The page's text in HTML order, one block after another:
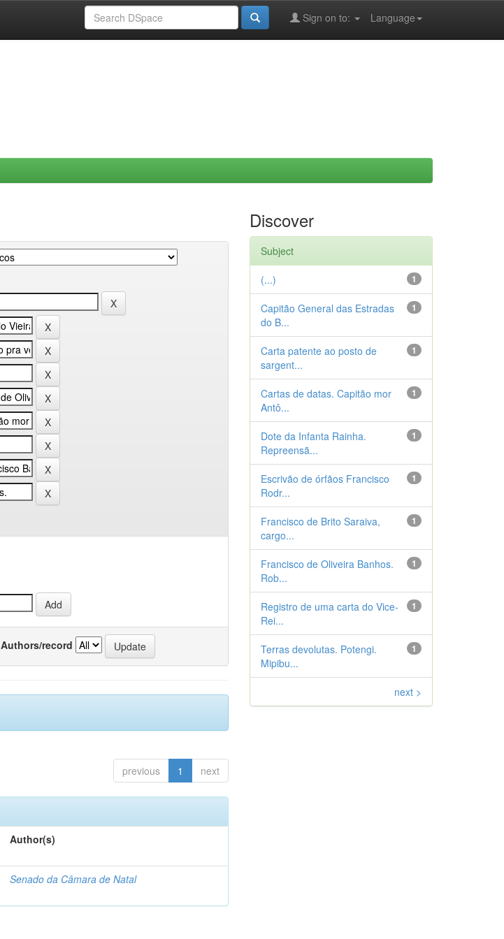
Language
Sign on to:
Authors/record
previous 1 next
Author(s)
Senado da Câmara de Natal
Discover
Subject
1
(...)
1
Capitão General das Estradas
do B...
1
Carta patente ao posto de
sargent...
1
Cartas de datas. Capitão mor
Antô...
1
Dote da Infanta Rainha.
Repreensã...
1
Escrivão de órfãos Francisco
Rodr...
1
Francisco de Brito Saraiva,
cargo...
1
Francisco de Oliveira Banhos.
Rob...
1
Registro de uma carta do Vice-
Rei...
1
Terras devolutas. Potengi.
Mipibu...
next >